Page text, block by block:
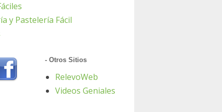
y Pastelería Fácil
- Otros Sitios
RelevoWeb
Videos Geniales